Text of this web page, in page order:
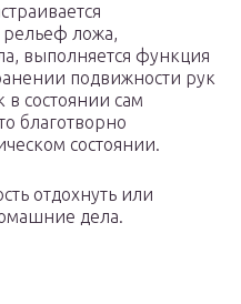
ложа,
выполняется функция
подвижности рук
в состоянии сам
благотворно
состоянии.
отдохнуть или
дела.